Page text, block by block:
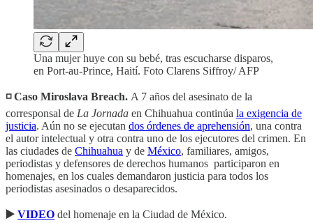
Una mujer huye con su bebé, tras escucharse disparos,
en Port-au-Prince, Haití. Foto Clarens Siffroy/ AFP
◽️ Caso Miroslava Breach. A 7 años del asesinato de la
corresponsal de La Jornada en Chihuahua continúa la exigencia de
justicia. Aún no se ejecutan dos órdenes de aprehensión, una contra
el autor intelectual y otra contra uno de los ejecutores del crimen. En
las ciudades de Chihuahua y de México, familiares, amigos,
periodistas y defensores de derechos humanos participaron en
homenajes, en los cuales demandaron justicia para todos los
periodistas asesinados o desaparecidos.
▶️ VIDEO del homenaje en la Ciudad de México.